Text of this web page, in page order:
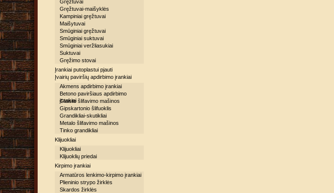
Gręžtuvai
Gręžtuvai-maišyklės
Kampiniai gręžtuvai
Maišytuvai
Smūginiai gręžtuvai
Smūginiai suktuvai
Smūginiai veržliasukiai
Suktuvai
Gręžimo stovai
Įrankiai putoplastui pjauti
Įvairių paviršių apdirbimo įrankiai
Akmens apdirbimo įrankiai
Betono paviršiaus apdirbimo
įrankiai
Glaisto šlifavimo mašinos
Gipskartonio šlifuoklis
Grandikliai-skutikliai
Metalo šlifavimo mašinos
Tinko grandikliai
Klijuokliai
Klijuokliai
Klijuoklių priedai
Kirpimo įrankiai
Armatūros lenkimo-kirpimo įrankiai
Plieninio strypo žirklės
Skardos žirklės